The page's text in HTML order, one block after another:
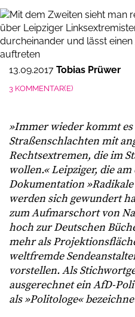
13.09.2017 Tobias Prüwer
3 KOMMENTAR(E)
»Immer wieder kommt
Straßenschlachten mit
Rechtsextremen, die im
wollen.« Leipziger, die am
Dokumentation
werden sich gewundert
zum Aufmarschort von
hoch zur Deutschen
mehr als
weltfremde
vorstellen. Als
ausgerechnet ein AfD-
als »Politologe«